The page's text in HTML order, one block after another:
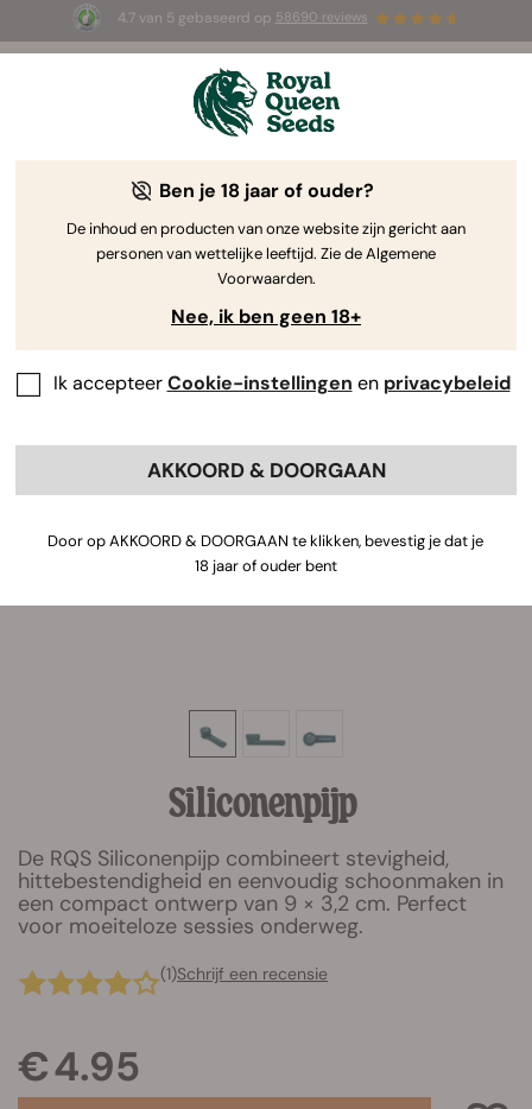
4.7 van 5 gebaseerd op 58690 reviews
3 White Widow Auto zaadjesGRATIS voor de
Siliconenpijp
De RQS Siliconenpijp combineert stevigheid,
hittebestendigheid en eenvoudig schoonmaken in
een compact ontwerp van 9 × 3,2 cm. Perfect
voor moeiteloze sessies onderweg.
(1)Schrijf een recensie
€ 4.95
Ben je 18 jaar of ouder?
De inhoud en producten van onze website zijn gericht aan
personen van wettelijke leeftijd. Zie de Algemene
Voorwaarden.
Nee, ik ben geen 18+
Ik accepteerCookie-instellingen en privacybeleid
AKKOORD & DOORGAAN
Door op AKKOORD & DOORGAAN te klikken, bevestig je dat je
18 jaar of ouder bent